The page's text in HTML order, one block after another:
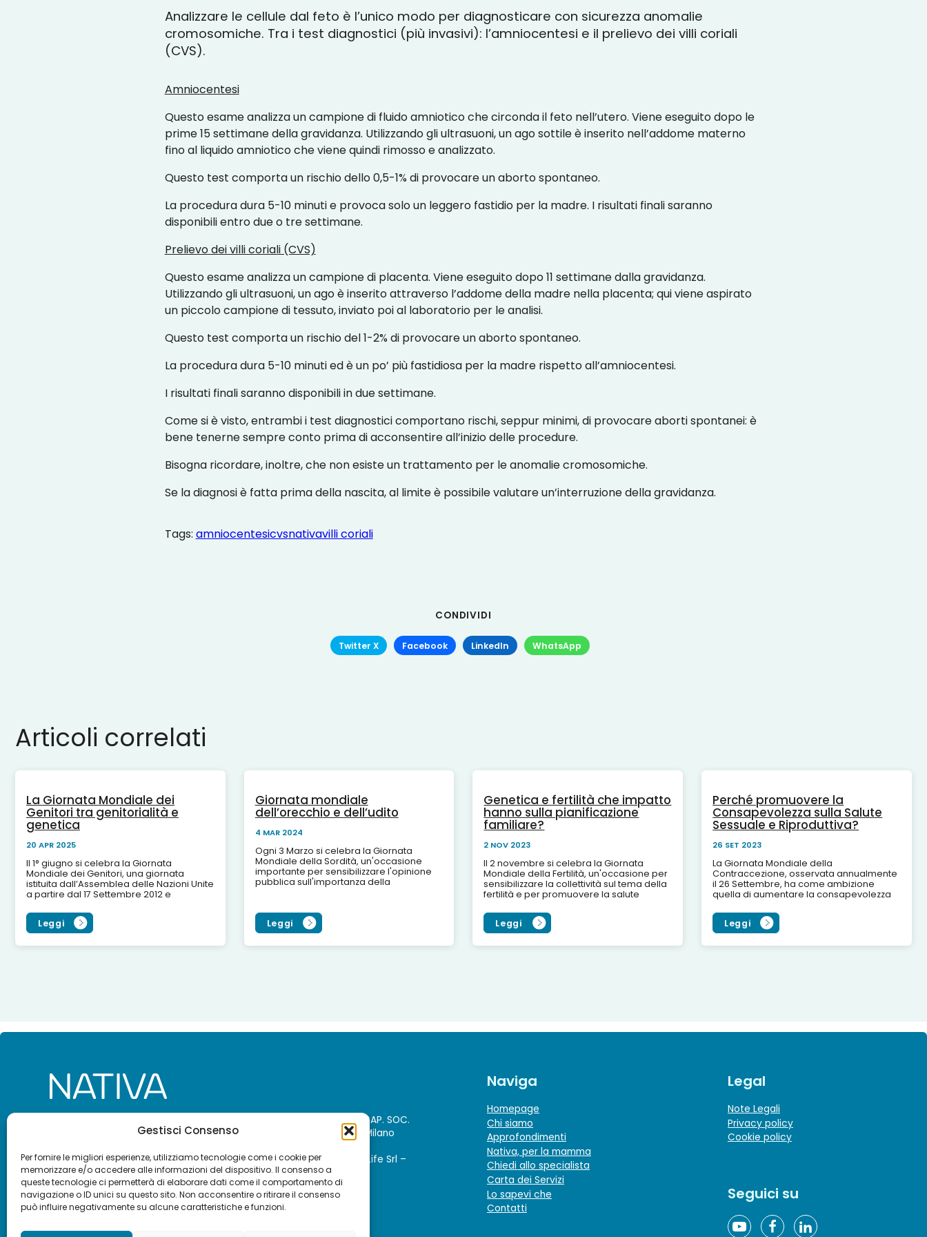
Gestisci Consenso
Per fornire le migliori esperienze, utilizziamo tecnologie come i cookie per
memorizzare e/o accedere alle informazioni del dispositivo. Il consenso a
queste tecnologie ci permetterà di elaborare dati come il comportamento di
navigazione o ID unici su questo sito. Non acconsentire o ritirare il consenso
può influire negativamente su alcune caratteristiche e funzioni.
Analizzare le cellule dal feto è l’unico modo per diagnosticare con sicurezza anomalie
cromosomiche. Tra i test diagnostici (più invasivi): l’amniocentesi e il prelievo dei villi coriali
(CVS).
Amniocentesi
Questo esame analizza un campione di fluido amniotico che circonda il feto nell’utero. Viene eseguito dopo le
prime 15 settimane della gravidanza. Utilizzando gli ultrasuoni, un ago sottile è inserito nell’addome materno
fino al liquido amniotico che viene quindi rimosso e analizzato.
Questo test comporta un rischio dello 0,5-1% di provocare un aborto spontaneo.
La procedura dura 5-10 minuti e provoca solo un leggero fastidio per la madre. I risultati finali saranno
disponibili entro due o tre settimane.
Prelievo dei villi coriali (CVS)
Questo esame analizza un campione di placenta. Viene eseguito dopo 11 settimane dalla gravidanza.
Utilizzando gli ultrasuoni, un ago è inserito attraverso l’addome della madre nella placenta; qui viene aspirato
un piccolo campione di tessuto, inviato poi al laboratorio per le analisi.
Questo test comporta un rischio del 1-2% di provocare un aborto spontaneo.
La procedura dura 5-10 minuti ed è un po’ più fastidiosa per la madre rispetto all’amniocentesi.
I risultati finali saranno disponibili in due settimane.
Come si è visto, entrambi i test diagnostici comportano rischi, seppur minimi, di provocare aborti spontanei: è
bene tenerne sempre conto prima di acconsentire all’inizio delle procedure.
Bisogna ricordare, inoltre, che non esiste un trattamento per le anomalie cromosomiche.
Se la diagnosi è fatta prima della nascita, al limite è possibile valutare un’interruzione della gravidanza.
Tags: amniocentesicvsnativavilli coriali
CONDIVIDI
Twitter X Facebook LinkedIn WhatsApp
Articoli correlati
La Giornata Mondiale dei
Genitori tra genitorialità e
genetica
20 APR 2025
Il 1° giugno si celebra la Giornata
Mondiale dei Genitori, una giornata
istituita dall’Assemblea delle Nazioni Unite
a partire dal 17 Settembre 2012 e
genitori...
Leggi
Giornata mondiale
dell’orecchio e dell’udito
4 MAR 2024
Ogni 3 Marzo si celebra la Giornata
Mondiale della Sordità, un'occasione
importante per sensibilizzare l'opinione
pubblica sull'importanza della
Leggi
Genetica e fertilità che impatto
hanno sulla pianificazione
familiare?
2 NOV 2023
Il 2 novembre si celebra la Giornata
Mondiale della Fertilità, un'occasione per
sensibilizzare la collettività sul tema della
fertilità e per promuovere la salute
coinvolte...
Leggi
Perché promuovere la
Consapevolezza sulla Salute
Sessuale e Riproduttiva?
26 SET 2023
La Giornata Mondiale della
Contraccezione, osservata annualmente
il 26 Settembre, ha come ambizione
quella di aumentare la consapevolezza
sessuale e riproduttiva per...
Leggi
BioRep Srl, Società del Gruppo Sapio– CAP. SOC.
DELIBERATO € 4.000.000,00 I.V. – Cod. Fisc. e Iscriz. Reg. Imprese di Milano
Società soggetta all’attività di direzione e coordinamento di Sapio Life Srl –
info@biorep.it
Naviga
Homepage
Chi siamo
Approfondimenti
Nativa, per la mamma
Chiedi allo specialista
Carta dei Servizi
Lo sapevi che
Contatti
Legal
Note Legali
Privacy policy
Cookie policy
Seguici su